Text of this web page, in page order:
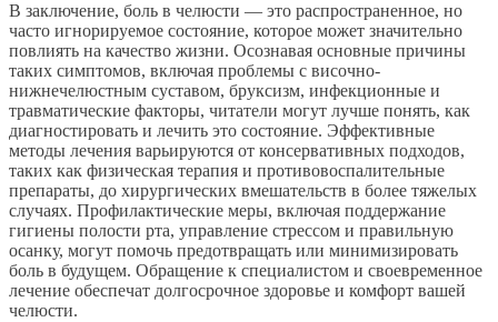
В заключение, боль в челюсти — это распространенное, но
часто игнорируемое состояние, которое может значительно
повлиять на качество жизни. Осознавая основные причины
таких симптомов, включая проблемы с височно-
нижнечелюстным суставом, бруксизм, инфекционные и
травматические факторы, читатели могут лучше понять, как
диагностировать и лечить это состояние. Эффективные
методы лечения варьируются от консервативных подходов,
таких как физическая терапия и противовоспалительные
препараты, до хирургических вмешательств в более тяжелых
случаях. Профилактические меры, включая поддержание
гигиены полости рта, управление стрессом и правильную
осанку, могут помочь предотвращать или минимизировать
боль в будущем. Обращение к специалистом и своевременное
лечение обеспечат долгосрочное здоровье и комфорт вашей
челюсти.